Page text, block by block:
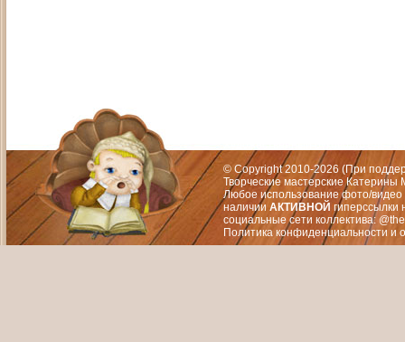
© Copyright 2010-2026 (При
Творческие мастерские
Любое использование фото/видео
наличии АКТИВНОЙ гиперссылки
социальные сети коллектива:
Политика конфиденциальности и